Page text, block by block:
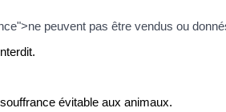
peuvent pas être vendus ou
évitable aux animaux.